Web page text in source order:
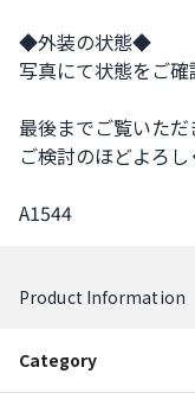
◆外装の状態◆
写真にて状態をご確
最後までご覧いただ
ご検討のほどよろし
A1544
Product Information
Category